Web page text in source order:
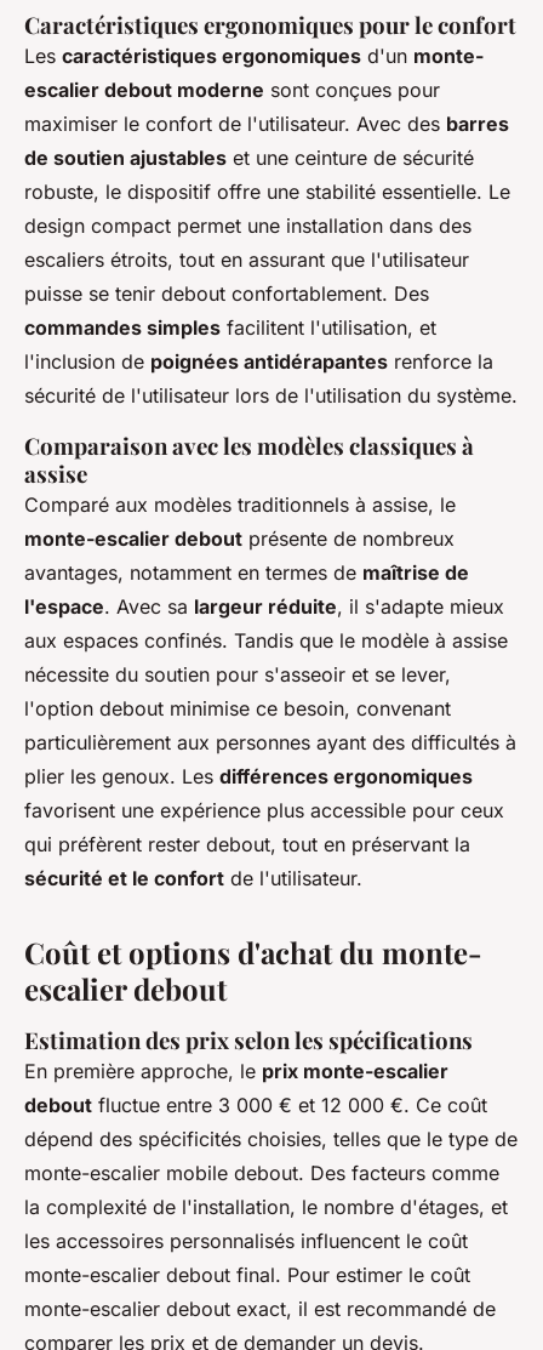
Caractéristiques ergonomiques pour le confort
Les caractéristiques ergonomiques d'un monte-
escalier debout moderne sont conçues pour
maximiser le confort de l'utilisateur. Avec des barres
de soutien ajustables et une ceinture de sécurité
robuste, le dispositif offre une stabilité essentielle. Le
design compact permet une installation dans des
escaliers étroits, tout en assurant que l'utilisateur
puisse se tenir debout confortablement. Des
commandes simples facilitent l'utilisation, et
l'inclusion de poignées antidérapantes renforce la
sécurité de l'utilisateur lors de l'utilisation du système.
Comparaison avec les modèles classiques à
assise
Comparé aux modèles traditionnels à assise, le
monte-escalier debout présente de nombreux
avantages, notamment en termes de maîtrise de
l'espace. Avec sa largeur réduite, il s'adapte mieux
aux espaces confinés. Tandis que le modèle à assise
nécessite du soutien pour s'asseoir et se lever,
l'option debout minimise ce besoin, convenant
particulièrement aux personnes ayant des difficultés à
plier les genoux. Les différences ergonomiques
favorisent une expérience plus accessible pour ceux
qui préfèrent rester debout, tout en préservant la
sécurité et le confort de l'utilisateur.
Coût et options d'achat du monte-
escalier debout
Estimation des prix selon les spécifications
En première approche, le prix monte-escalier
debout fluctue entre 3 000 € et 12 000 €. Ce coût
dépend des spécificités choisies, telles que le type de
monte-escalier mobile debout. Des facteurs comme
la complexité de l'installation, le nombre d'étages, et
les accessoires personnalisés influencent le coût
monte-escalier debout final. Pour estimer le coût
monte-escalier debout exact, il est recommandé de
comparer les prix et de demander un devis.